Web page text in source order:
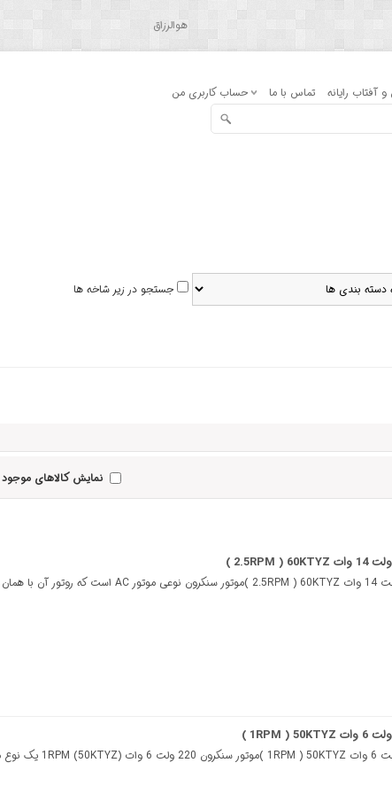
هوالرزاق
آفتاب رایانه تماس با ما حساب کاربری من
جستجو در زیر شاخه ها
نمایش کالاهای موجود